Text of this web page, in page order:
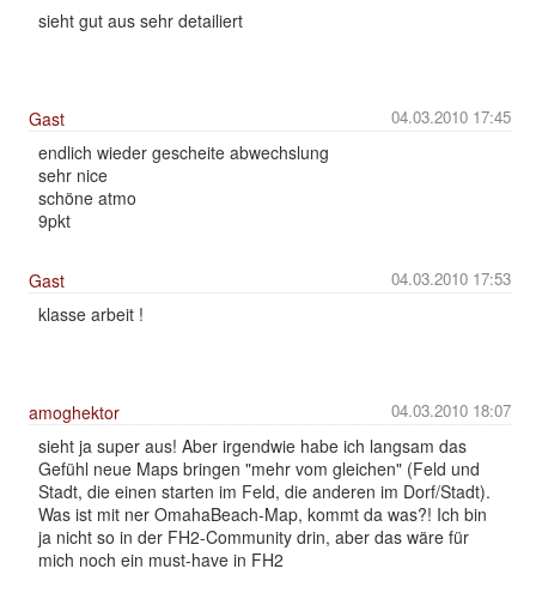
sieht gut aus sehr detailiert
04.03.2010 17:45
Gast
endlich wieder gescheite abwechslung
sehr nice
schöne atmo
9pkt
04.03.2010 17:53
Gast
klasse arbeit !
04.03.2010 18:07
amoghektor
sieht ja super aus! Aber irgendwie habe ich langsam das
Gefühl neue Maps bringen "mehr vom gleichen" (Feld und
Stadt, die einen starten im Feld, die anderen im Dorf/Stadt).
Was ist mit ner OmahaBeach-Map, kommt da was?! Ich bin
ja nicht so in der FH2-Community drin, aber das wäre für
mich noch ein must-have in FH2